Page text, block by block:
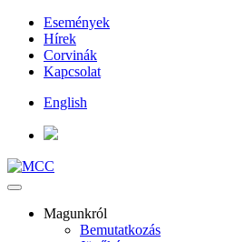
Események
Hírek
Corvinák
Kapcsolat
English
Magunkról
Bemutatkozás